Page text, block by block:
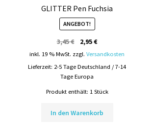
GLITTER Pen Fuchsia
ANGEBOT!
3,45€
Ursprünglicher
Preis
3,45 €
2,95€Aktueller
Preis
2,95 €.
inkl. 19 % MwSt. zzgl.Versandkosten
Lieferzeit: 2-5 Tage Deutschland / 7-14
Tage Europa
Produkt enthält: 1 Stück
In den Warenkorb